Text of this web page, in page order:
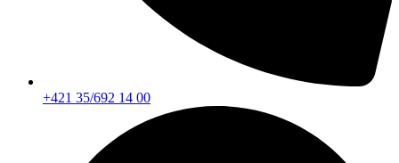
+421 35/692 14 00